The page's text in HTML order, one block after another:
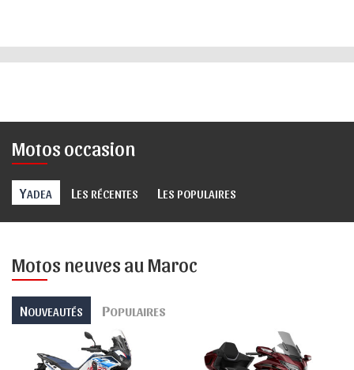
Motos occasion
YADEA L ES RÉCENTES L ES POPULAIRES
Motos neuves au Maroc
NOUVEAUTÉS POPULAIRES